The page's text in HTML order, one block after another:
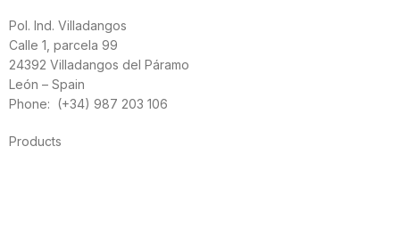
Pol. Ind. Villadangos
Calle 1, parcela 99
24392 Villadangos del Páramo
León – Spain
Phone: (+34) 987 203 106
Products